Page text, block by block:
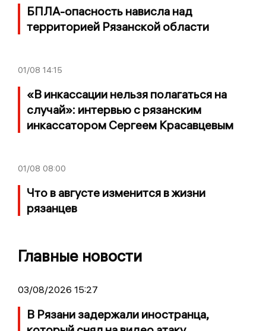
БПЛА-опасность нависла над
территорией Рязанской области
01/08 14:15
«В инкассации нельзя полагаться на
случай»: интервью с рязанским
инкассатором Сергеем Красавцевым
01/08 08:00
Что в августе изменится в жизни
рязанцев
Главные новости
03/08/2026 15:27
В Рязани задержали иностранца,